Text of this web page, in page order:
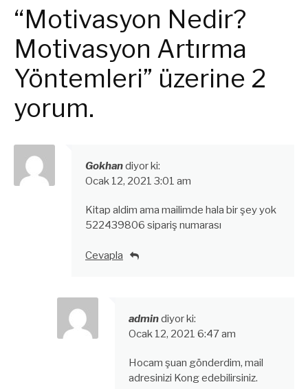
et
“Motivasyon Nedir?
Motivasyon Artırma
Yöntemleri” üzerine 2
yorum.
Gokhandiyor ki:
Ocak 12, 2021 3:01 am
Kitap aldim ama mailimde hala bir şey yok
522439806 sipariş numarası
Cevapla
admindiyor ki:
Ocak 12, 2021 6:47 am
Hocam şuan gönderdim, mail
adresinizi Kong edebilirsiniz.